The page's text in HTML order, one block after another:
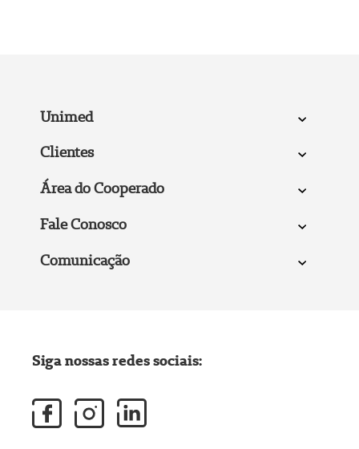
Unimed
Clientes
Área do Cooperado
Fale Conosco
Comunicação
Siga nossas redes sociais: